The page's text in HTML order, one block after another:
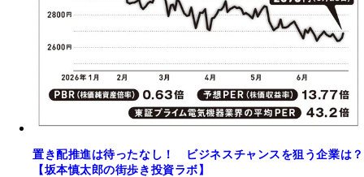
置き配推進は待ったなし！ ビジネスチャンスを狙う企業は？
【坂本慎太郎の街歩き投資ラボ】